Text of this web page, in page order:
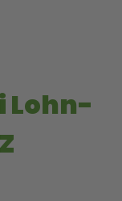
Lohn-